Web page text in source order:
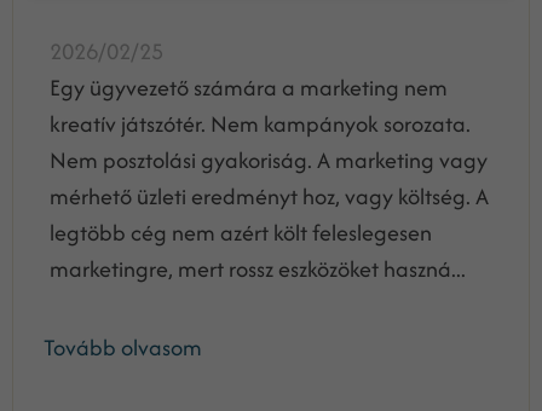
2026/02/25
Egy ügyvezető számára a marketing nem
kreatív játszótér. Nem kampányok sorozata.
Nem posztolási gyakoriság. A marketing vagy
mérhető üzleti eredményt hoz, vagy költség. A
legtöbb cég nem azért költ feleslegesen
marketingre, mert rossz eszközöket haszná...
Tovább olvasom